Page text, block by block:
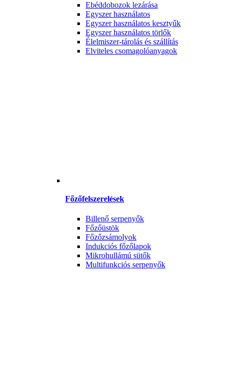
Ebéddobozok lezárása
Egyszer használatos
Egyszer használatos kesztyűk
Egyszer használatos törlők
Élelmiszer-tárolás és szállítás
Elviteles csomagolóanyagok
Főzőfelszerelések
Billenő serpenyők
Főzőüstök
Főzőzsámolyok
Indukciós főzőlapok
Mikrohullámú sütők
Multifunkciós serpenyők